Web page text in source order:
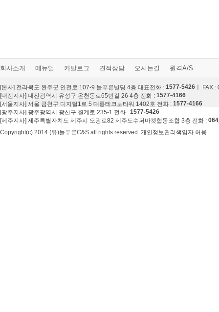
회사소개 메뉴얼 카탈로그 견적상담 오시는길 원격A/S
[본사] 전라북도 완주군 안전로 107-9 늘푸른빌딩 4층 대표전화 : 1577-5426 ㅣ FAX
[대전지사] 대전광역시 유성구 온천동로65번길 26 4층 전화 : 1577-4166
[서울지사] 서울 금천구 디지털1로 5 대룡테크노타워 1402호 전화 : 1577-4166
[광주지사] 광주광역시 광산구 월계로 235-1 전화 : 1577-5426
[제주지사] 제주특별자치도 제주시 오광로82 제주도수퍼마켓협동조합 3층 전화 :
Copyright(c) 2014 (유)늘푸른C&S all rights reserved. 개인정보관리책임자 허용